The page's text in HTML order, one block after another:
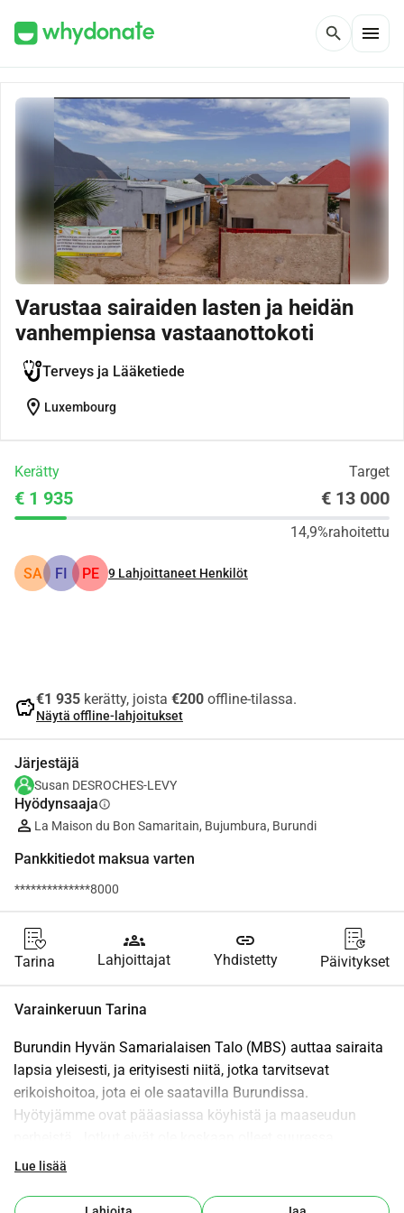
search menu
Varustaa sairaiden lasten ja heidän
vanhempiensa vastaanottokoti
Terveys ja Lääketiede
location_on Luxembourg
Kerätty Target
€ 1 935 € 13 000
14,9%rahoitettu
SA FI PE 9 Lahjoittaneet Henkilöt
savings€1 935 kerätty, joista €200 offline-tilassa.
Näytä offline-lahjoitukset
Järjestäjä
Susan DESROCHES-LEVY
Hyödynsaajainfo
La Maison du Bon Samaritain, Bujumbura, Burundi
Pankkitiedot maksua varten
**************8000
Tarina
groups
Lahjoittajat
link
Yhdistetty Päivitykset
Varainkeruun Tarina
Burundin Hyvän Samarialaisen Talo (MBS) auttaa sairaita
lapsia yleisesti, ja erityisesti niitä, jotka tarvitsevat
erikoishoitoa, jota ei ole saatavilla Burundissa.
Hyötyjämme ovat pääasiassa köyhistä ja maaseudun
kaupungissa.
lapsen Bujumburaan, pääkaupunkiin, erikoislääkärin
Lue lisää